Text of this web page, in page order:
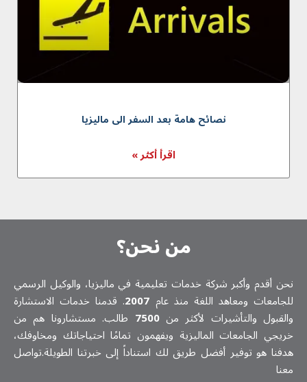
نصائح هامة بعد السفر الى ماليزيا
اقرأ أكثر »
من نحن؟
نحن أقدم وأكبر شركة خدمات تعلیمیة في ماليزيا، والوكيل الرسمي
للجامعات ومعاهد اللغة منذ عام 2007. قدمنا خدمات الاستشارة
والقبول والتأشيرات لأكثر من7500 طالب. مستشارونا هم من
خريجي الجامعات الماليزية ويفهمون تمامًا احتياجاتك ومخاوفك،
هدفنا هو توفير أفضل طريق لك استناداً إلى خبرتنا الطويلة.تواصل
معنا